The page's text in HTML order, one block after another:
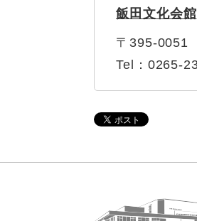
飯田文化会館
〒395-
Tel：0265-